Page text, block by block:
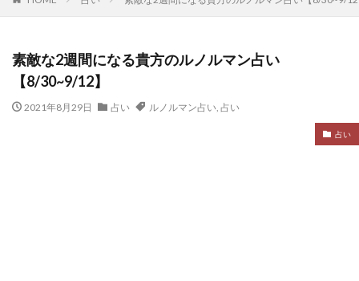
素敵な2週間になる貴方のルノルマン占い
【8/30~9/12】
2021年8月29日 占い ルノルマン占い, 占い
占い